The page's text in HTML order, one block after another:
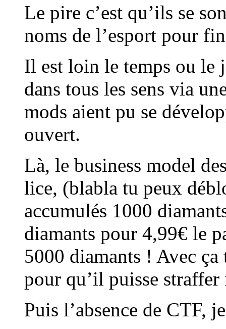
Le pire c’est qu’ils se
noms de l’esport pour
Il est loin le temps ou le
dans tous les sens via
mods aient pu se
ouvert.
Là, le business model
lice, (blabla tu peux
accumulés 1000
diamants pour 4,99€ le
5000 diamants ! Avec
pour qu’il puisse
Puis l’absence de CTF,